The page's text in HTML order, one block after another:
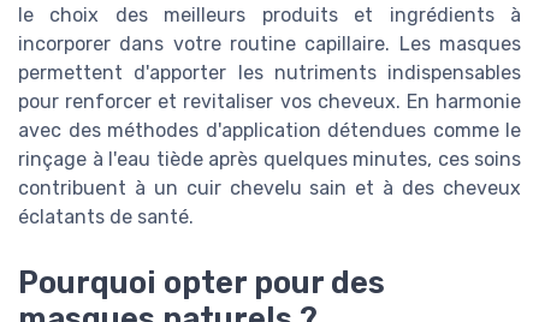
le choix des meilleurs produits et ingrédients à
incorporer dans votre routine capillaire. Les masques
permettent d'apporter les nutriments indispensables
pour renforcer et revitaliser vos cheveux. En harmonie
avec des méthodes d'application détendues comme le
rinçage à l'eau tiède après quelques minutes, ces soins
contribuent à un cuir chevelu sain et à des cheveux
éclatants de santé.
Pourquoi opter pour des